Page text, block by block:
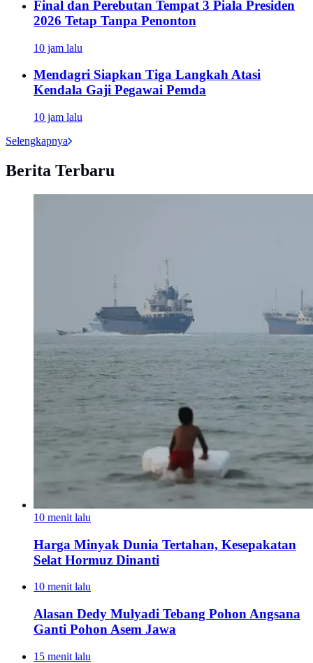
Final dan Perebutan Tempat 3 Piala Presiden
2026 Tetap Tanpa Penonton
10 jam lalu
Mendagri Siapkan Tiga Langkah Atasi
Kendala Gaji Pegawai Pemda
10 jam lalu
Selengkapnya
Berita Terbaru
10 menit lalu
Harga Minyak Dunia Tertahan, Kesepakatan
Selat Hormuz Dinanti
10 menit lalu
Alasan Dedy Mulyadi Tebang Pohon Angsana
Ganti Pohon Asem Jawa
15 menit lalu